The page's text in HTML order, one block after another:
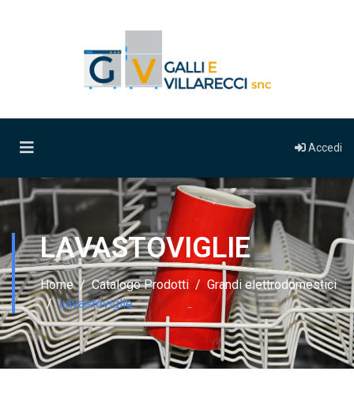
Accedi
LAVASTOVIGLIE
Home Catalogo Prodotti
Grandi elettrodomestici
Lavastoviglie